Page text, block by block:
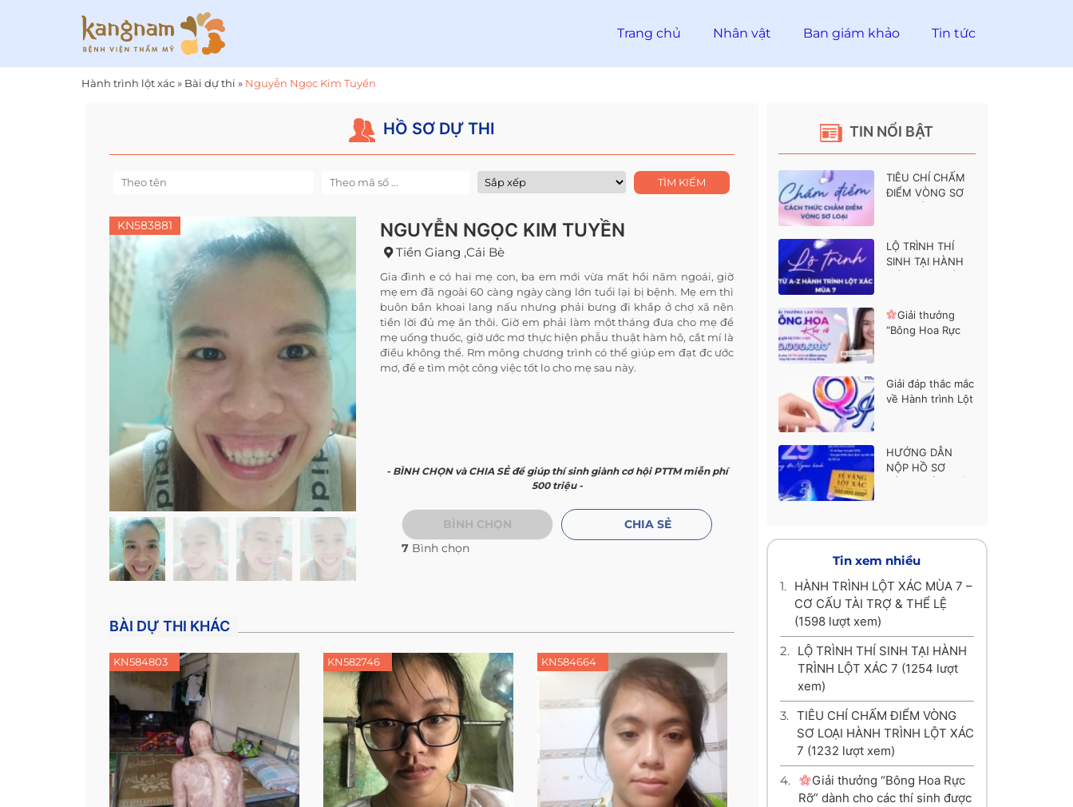
Trang chủ Nhân vật Ban giám khảo Tin tức
Hành trình lột xác» Bài dự thi » Nguyễn Ngọc Kim Tuyền
TIN NỔI BẬT
TIÊU CHÍ CHẤM
ĐIỂM VÒNG SƠ
LỘ TRÌNH THÍ
SINH TẠI HÀNH
Giải thưởng
“Bông Hoa Rực
Giải đáp thắc mắc
về Hành trình Lột
HƯỚNG DẪN
NỘP HỒ SƠ
Tin xem nhiều
1.
HÀNH TRÌNH LỘT XÁC MÙA 7 –
CƠ CẤU TÀI TRỢ & THỂ LỆ
(1598 lượt xem)
2.
LỘ TRÌNH THÍ SINH TẠI HÀNH
TRÌNH LỘT XÁC 7 (1254 lượt
xem)
3. TIÊU CHÍ CHẤM ĐIỂM VÒNG
SƠ LOẠI HÀNH TRÌNH LỘT XÁC
7 (1232 lượt xem)
4.
Giải thưởng “Bông Hoa Rực
Rỡ” dành cho các thí sinh được
HỒ SƠ DỰ THI
KN583881 NGUYỄN NGỌC KIM TUYỀN
Tiền Giang ,cái Bè
Gia đình e có hai mẹ con, ba em mới vừa mất hồi năm ngoái, giờ
mẹ em đã ngoài 60 càng ngày càng lớn tuổi lại bị bệnh. Mẹ em thì
buôn bắn khoai lang nấu nhưng phải bưng đi khắp ở chợ xã nên
tiền lời đủ mẹ ăn thôi. Giờ em phải làm một tháng đưa cho mẹ để
mẹ uống thuốc, giờ ước mơ thực hiện phẫu thuật hàm hô, cắt mí là
điều không thể. Rm mông chương trình có thể giúp em đạt đc ước
mơ, để e tìm một công việc tốt lo cho mẹ sau này.
- BÌNH CHỌN và CHIA SẺ để giúp thí sinh giành cơ hội PTTM miễn phí
500 triệu -
BÌNH CHỌN
7Bình chọn
CHIA SẺ
BÀI DỰ THI KHÁC
KN584803 KN582746 KN584664